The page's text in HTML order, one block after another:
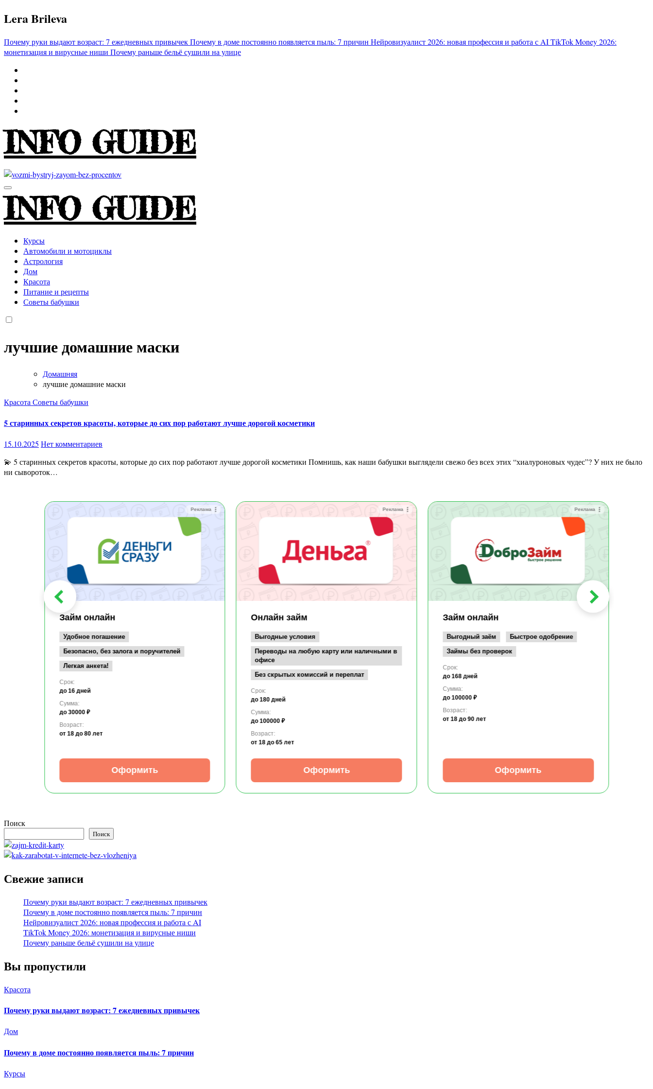
Перейти
к
Lera Brileva
Почему руки выдают возраст: 7 ежедневных привычекПочему в доме постоянно появляется пыль: 7 причин Нейровизуалист 2026: новая профессия и работа с AITikTok Money 2026:
монетизация и вирусные ниши Почему раньше бельё сушили на улице
INFO GUIDE
INFO GUIDE
Курсы
Автомобили и мотоциклы
Астрология
Дом
Красота
Питание и рецепты
Советы бабушки
лучшие домашние маски
Домашняя
лучшие домашние маски
Красота Советы бабушки
5 старинных секретов красоты, которые до сих пор работают лучше дорогой косметики
15.10.2025 Нет комментариев
💫 5 старинных секретов красоты, которые до сих пор работают лучше дорогой косметики Помнишь, как наши бабушки выглядели свежо без всех этих “хиалуроновых чудес”? У них не было
ни сывороток…
Реклама
Займ онлайн
Удобное погашение
Безопасно, без залога и поручителей
Легкая анкета!
Срок:
до 16 дней
Сумма:
до 30000 ₽
Возраст:
от 18 до 80 лет
Оформить
Реклама
Онлайн займ
Выгодные условия
Переводы на любую карту или наличными в
офисе
Без скрытых комиссий и переплат
Срок:
до 180 дней
Сумма:
до 100000 ₽
Возраст:
от 18 до 65 лет
Оформить
Реклама
Займ онлайн
Выгодный заём
Быстрое одобрение
Займы без проверок
Срок:
до 168 дней
Сумма:
до 100000 ₽
Возраст:
от 18 до 90 лет
Оформить
Поиск
Поиск
Свежие записи
Почему руки выдают возраст: 7 ежедневных привычек
Почему в доме постоянно появляется пыль: 7 причин
Нейровизуалист 2026: новая профессия и работа с AI
TikTok Money 2026: монетизация и вирусные ниши
Почему раньше бельё сушили на улице
Вы пропустили
Красота
Почему руки выдают возраст: 7 ежедневных привычек
Дом
Почему в доме постоянно появляется пыль: 7 причин
Курсы